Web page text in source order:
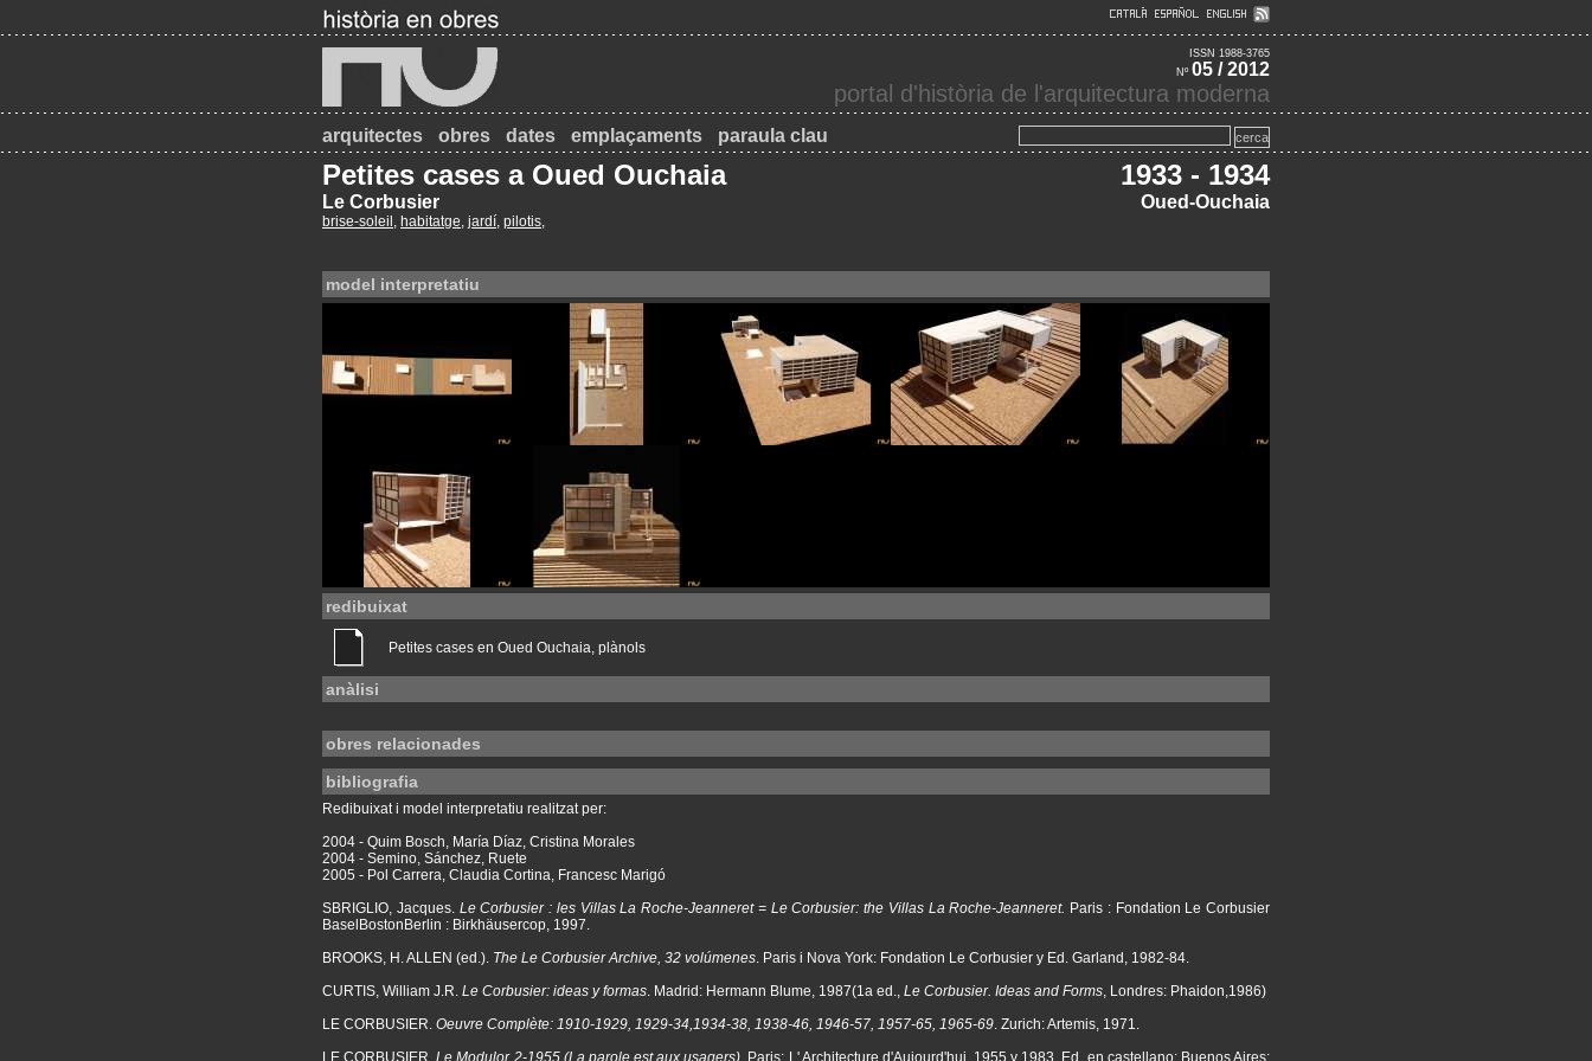
ISSN 1988-3765
Nº 05 / 2012
portal d'història de l'arquitectura moderna
arquitectes obres dates emplaçaments paraula clau
Petites cases a Oued Ouchaia 1933 - 1934
Le Corbusier Oued-Ouchaia
brise-soleil , habitatge, jardí, pilotis,
model interpretatiu
redibuixat
Petites cases en Oued Ouchaia, plànols
anàlisi
obres relacionades
bibliografia
Redibuixat i model interpretatiu realitzat per:
2004 - Quim Bosch, María Díaz, Cristina Morales
2004 - Semino, Sánchez, Ruete
2005 - Pol Carrera, Claudia Cortina, Francesc Marigó
SBRIGLIO, Jacques. Le Corbusier : les Villas La Roche-Jeanneret = Le Corbusier: the Villas La Roche-Jeanneret. Paris : Fondation Le Corbusier
BaselBostonBerlin : Birkhäusercop, 1997.
BROOKS, H. ALLEN (ed.). The Le Corbusier Archive, 32 volúmenes. Paris i Nova York: Fondation Le Corbusier y Ed. Garland, 1982-84.
CURTIS, William J.R. Le Corbusier: ideas y formas. Madrid: Hermann Blume, 1987(1a ed., Le Corbusier. Ideas and Forms, Londres: Phaidon,1986)
LE CORBUSIER. Oeuvre Complète: 1910-1929, 1929-34,1934-38, 1938-46, 1946-57, 1957-65, 1965-69. Zurich: Artemis, 1971.
LE CORBUSIER.Le Modulor 2-1955 (La parole est aux usagers) . Paris: L' Architecture d'Aujourd'hui, 1955 y 1983. Ed. en castellano: Buenos Aires: